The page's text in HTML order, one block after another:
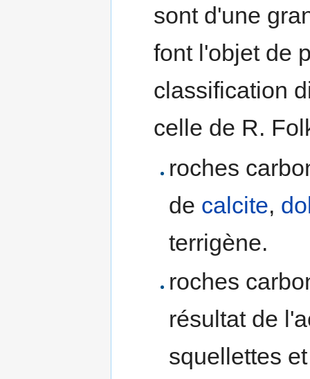
sont d'une
font l'objet de
classification
celle de R.
roches
de calcite,
terrigène.
roches
résultat de
squellettes